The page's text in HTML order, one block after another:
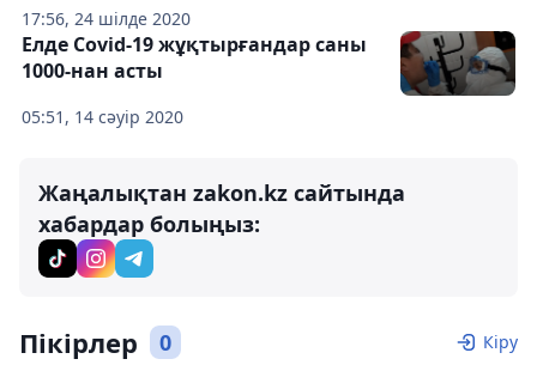
17:56, 24 шілде 2020
05:51, 14 сәуір 2020
Елде Covid-19 жұқтырғандар саны
1000-нан асты
Жаңалықтан zakon.kz сайтында
хабардар болыңыз:
Пікірлер 0 Кіру